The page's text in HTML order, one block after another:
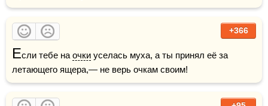
+366
Если тебе на очки уселась муха, а ты принял её за
летающего ящера,— не верь очкам своим!